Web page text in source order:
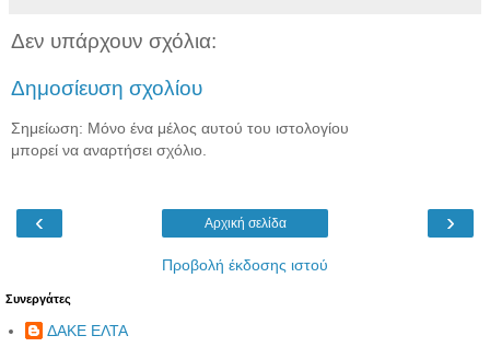
Δεν υπάρχουν σχόλια:
Δημοσίευση σχολίου
Σημείωση: Μόνο ένα μέλος αυτού του ιστολογίου
μπορεί να αναρτήσει σχόλιο.
‹ ›
Αρχική σελίδα
Προβολή έκδοσης ιστού
Συνεργάτες
ΔΑΚΕ ΕΛΤΑ